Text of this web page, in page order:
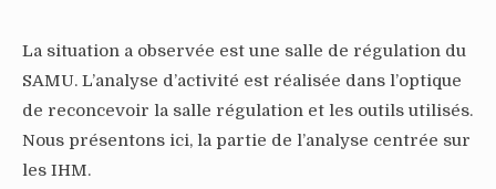
La situation a observée est une salle de régulation du
SAMU. L’analyse d’activité est réalisée dans l’optique
de reconcevoir la salle régulation et les outils utilisés.
Nous présentons ici, la partie de l’analyse centrée sur
les IHM.